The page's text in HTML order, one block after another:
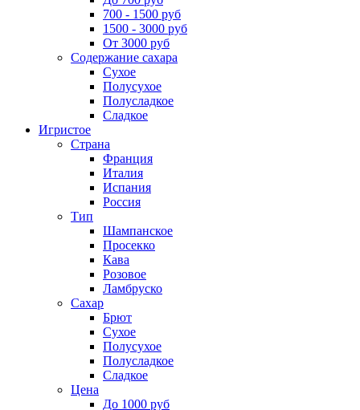
700 - 1500 руб
1500 - 3000 руб
От 3000 руб
Содержание сахара
Сухое
Полусухое
Полусладкое
Сладкое
Игристое
Страна
Франция
Италия
Испания
Россия
Тип
Шампанское
Просекко
Кава
Розовое
Ламбруско
Сахар
Брют
Сухое
Полусухое
Полусладкое
Сладкое
Цена
До 1000 руб